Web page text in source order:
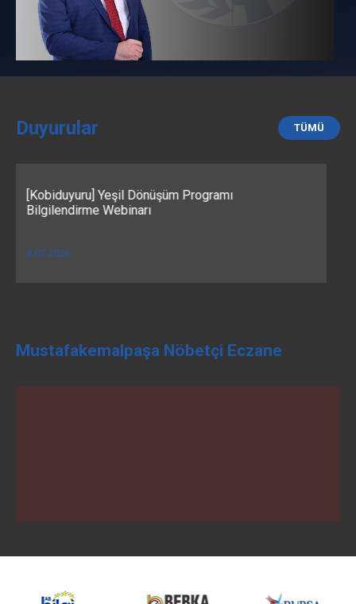
Duyurular TÜMÜ
“KOBİ'ler için Yapay Zekâyı Etkin Kullanmak: Uyum,
Fikri Mülkiyet ve Risk Yönetimi” Webinarı
19.06.2026
Mustafakemalpaşa Nöbetçi Eczane